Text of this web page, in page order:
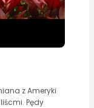
z Ameryki
Pędy